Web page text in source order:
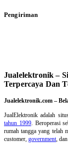
Pengiriman
Jualelektronik –
Terpercaya Dan
Jualelektronik.com –
JualElektronik adalah
tahun 1999. Beroperasi
rumah tangga yang telah
customer, government, dan